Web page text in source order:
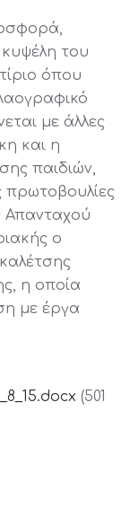
του
όπου
με άλλες
και η
παιδιών,
πρωτοβουλίες
Απανταχού
ο
η οποία
με έργα
(501